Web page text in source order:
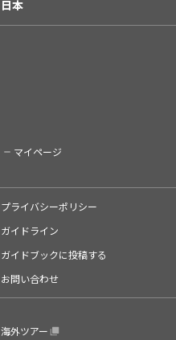
日本
マイページ
プライバシーポリシー
ガイドライン
ガイドブックに投稿する
お問い合わせ
海外ツアー